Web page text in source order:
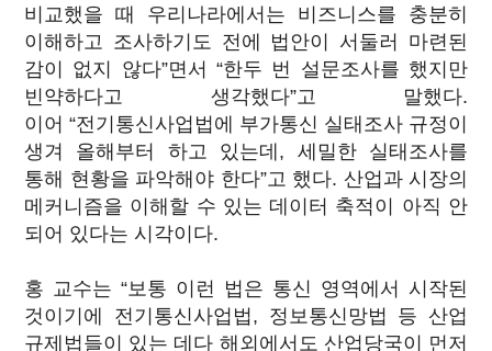
비교했을 때 우리나라에서는 비즈니스를 충분히
이해하고 조사하기도 전에 법안이 서둘러 마련된
감이 없지 않다”면서 “한두 번 설문조사를 했지만
빈약하다고 생각했다”고 말했다.
이어 “전기통신사업법에 부가통신 실태조사 규정이
생겨 올해부터 하고 있는데, 세밀한 실태조사를
통해 현황을 파악해야 한다”고 했다. 산업과 시장의
메커니즘을 이해할 수 있는 데이터 축적이 아직 안
되어 있다는 시각이다.
홍 교수는 “보통 이런 법은 통신 영역에서 시작된
것이기에 전기통신사업법, 정보통신망법 등 산업
규제법들이 있는 데다 해외에서도 산업당국이 먼저